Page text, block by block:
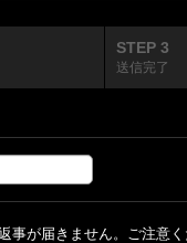
STEP 3
送信完了
事が届きません。ご注意く